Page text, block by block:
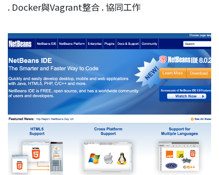
. Docker與Vagrant整合 . 協同工作
NetBeans IDE